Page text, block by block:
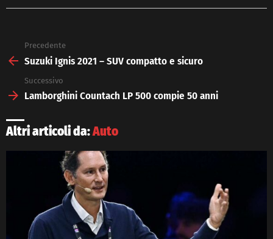
more
Precedente
Suzuki Ignis 2021 – SUV compatto e sicuro
Successivo
Lamborghini Countach LP 500 compie 50 anni
Altri articoli da:Auto